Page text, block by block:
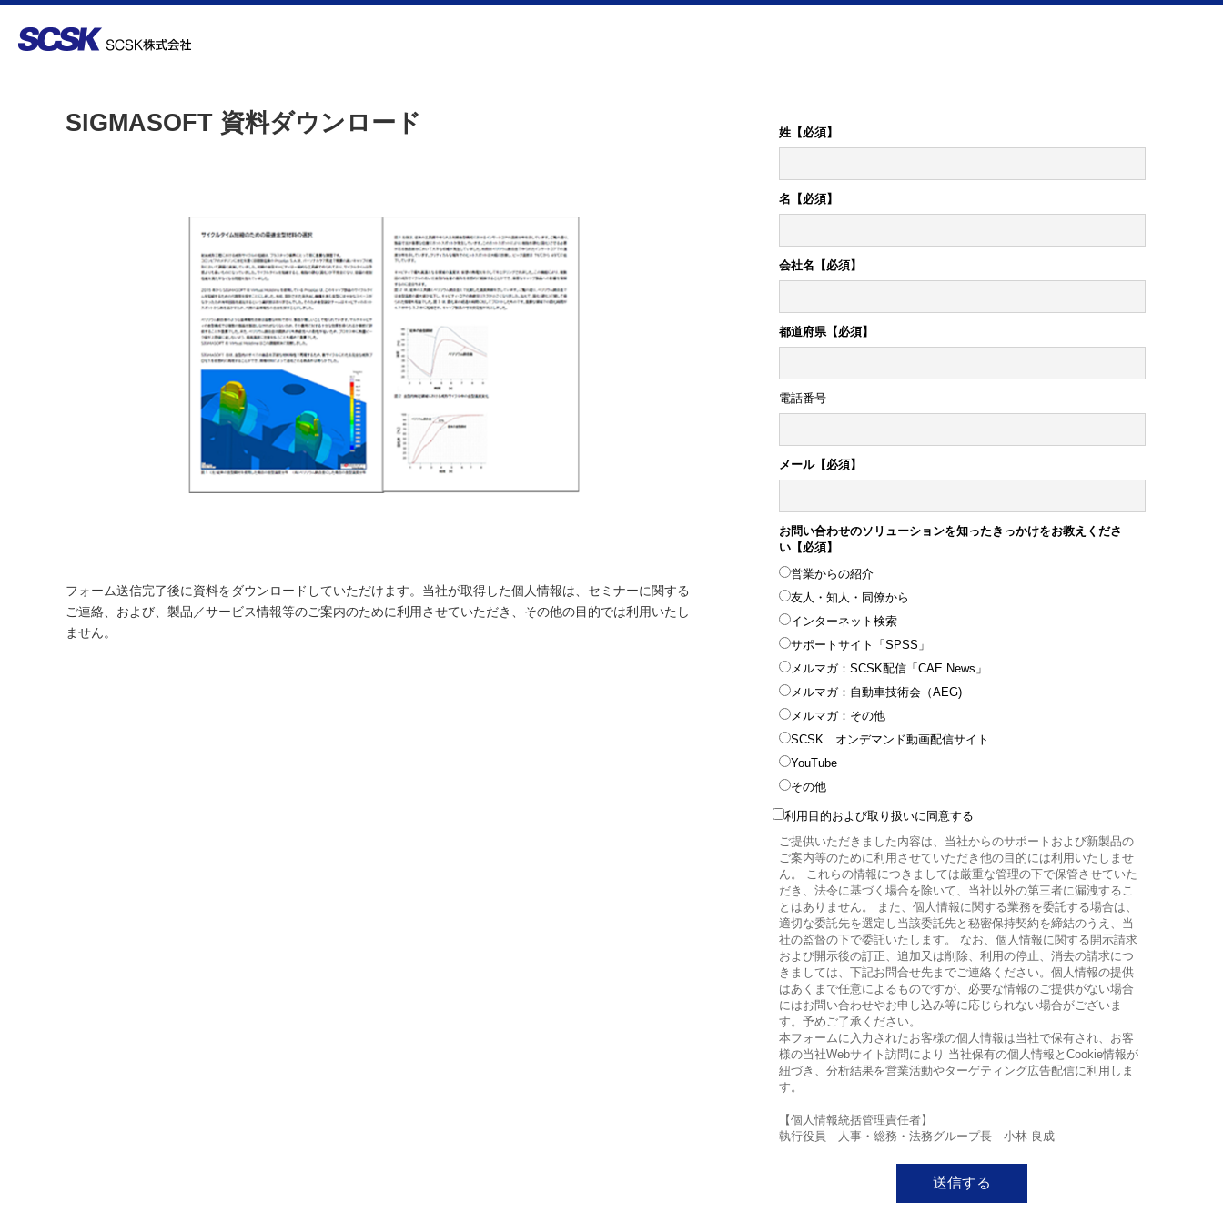
SIGMASOFT 資料ダウンロード
フォーム送信完了後に資料をダウンロードしていただけます。当社が取得した個人情報は、セミナーに関する
ご連絡、および、製品／サービス情報等のご案内のために利用させていただき、その他の目的では利用いたし
ません。
姓【必須】
名【必須】
会社名【必須】
都道府県【必須】
電話番号
メール【必須】
お問い合わせのソリューションを知ったきっかけをお教えくださ
い【必須】
営業からの紹介
友人・知人・同僚から
インターネット検索
サポートサイト「SPSS」
メルマガ：SCSK配信「CAE News」
メルマガ：自動車技術会（AEG)
メルマガ：その他
SCSK オンデマンド動画配信サイト
YouTube
その他
利用目的および取り扱いに同意する
ご提供いただきました内容は、当社からのサポートおよび新製品の
ご案内等のために利用させていただき他の目的には利用いたしませ
ん。 これらの情報につきましては厳重な管理の下で保管させていた
だき、法令に基づく場合を除いて、当社以外の第三者に漏洩するこ
とはありません。 また、個人情報に関する業務を委託する場合は、
適切な委託先を選定し当該委託先と秘密保持契約を締結のうえ、当
社の監督の下で委託いたします。 なお、個人情報に関する開示請求
および開示後の訂正、追加又は削除、利用の停止、消去の請求につ
きましては、下記お問合せ先までご連絡ください。個人情報の提供
はあくまで任意によるものですが、必要な情報のご提供がない場合
にはお問い合わせやお申し込み等に応じられない場合がございま
す。予めご了承ください。
本フォームに入力されたお客様の個人情報は当社で保有され、お客
様の当社Webサイト訪問により 当社保有の個人情報とCookie情報が
紐づき、分析結果を営業活動やターゲティング広告配信に利用しま
す。
【個人情報統括管理責任者】
執行役員 人事・総務・法務グループ長 小林 良成